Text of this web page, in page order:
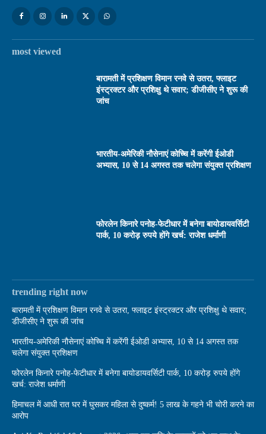
most viewed
बारामती में प्रशिक्षण विमान रनवे से उतरा, फ्लाइट
इंस्ट्रक्टर और प्रशिक्षु थे सवार; डीजीसीए ने शुरू की
जांच
भारतीय-अमेरिकी नौसेनाएं कोच्चि में करेंगी ईओडी
अभ्यास, 10 से 14 अगस्त तक चलेगा संयुक्त प्रशिक्षण
फोरलेन किनारे पनोह-फेटीधार में बनेगा बायोडायवर्सिटी
पार्क, 10 करोड़ रुपये होंगे खर्च: राजेश धर्माणी
trending right now
बारामती में प्रशिक्षण विमान रनवे से उतरा, फ्लाइट इंस्ट्रक्टर और प्रशिक्षु थे सवार;
डीजीसीए ने शुरू की जांच
भारतीय-अमेरिकी नौसेनाएं कोच्चि में करेंगी ईओडी अभ्यास, 10 से 14 अगस्त तक
चलेगा संयुक्त प्रशिक्षण
फोरलेन किनारे पनोह-फेटीधार में बनेगा बायोडायवर्सिटी पार्क, 10 करोड़ रुपये होंगे
खर्च: राजेश धर्माणी
हिमाचल में आधी रात घर में घुसकर महिला से दुष्कर्म! 5 लाख के गहने भी चोरी करने का
आरोप